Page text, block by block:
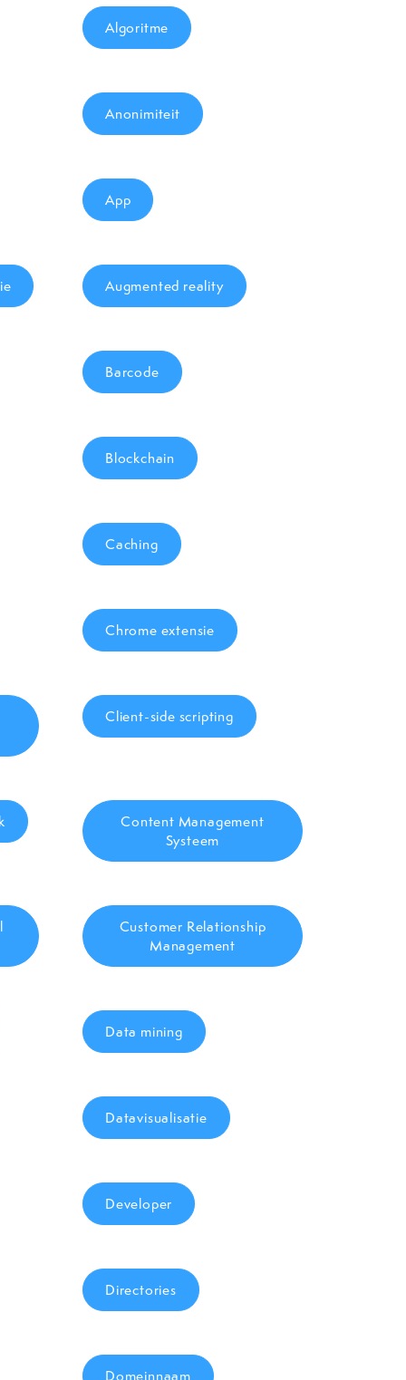
Algoritme
Anonimiteit
App
Augmented reality
Barcode
Blockchain
Caching
Chrome extensie
Client-side scripting
Content Management
Systeem
Customer Relationship
Management
Data mining
Datavisualisatie
Developer
Directories
Domeinnaam